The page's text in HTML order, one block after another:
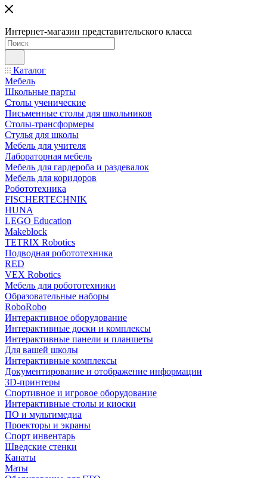
Интернет-магазин представительского класса
Каталог
Мебель
Школьные парты
Столы ученические
Письменные столы для школьников
Столы-трансформеры
Стулья для школы
Мебель для учителя
Лабораторная мебель
Мебель для гардероба и раздевалок
Мебель для коридоров
Робототехника
FISCHERTECHNIK
HUNA
LEGO Education
Makeblock
TETRIX Robotics
Подводная робототехника
RED
VEX Robotics
Мебель для робототехники
Образовательные наборы
RoboRobo
Интерактивное оборудование
Интерактивные доски и комплексы
Интерактивные панели и планшеты
Для вашей школы
Интерактивные комплексы
Документирование и отображение информации
3D-принтеры
Спортивное и игровое оборудование
Интерактивные столы и киоски
ПО и мультимедиа
Проекторы и экраны
Спорт инвентарь
Шведские стенки
Канаты
Маты